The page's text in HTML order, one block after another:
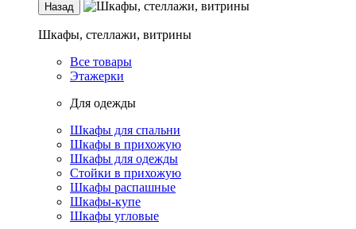
Назад
Шкафы, стеллажи, витрины
Все товары
Этажерки
Для одежды
Шкафы для спальни
Шкафы в прихожую
Шкафы для одежды
Стойки в прихожую
Шкафы распашные
Шкафы-купе
Шкафы угловые